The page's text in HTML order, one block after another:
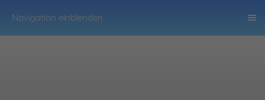
Navigation einblenden